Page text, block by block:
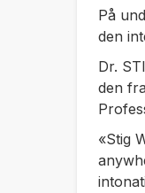
På
den
Dr.
den
«Stig